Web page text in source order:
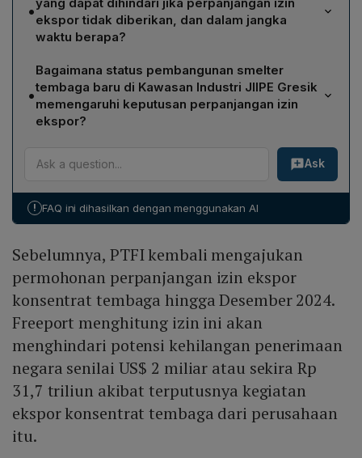
mempercepat hilirisasi mineral dalam negeri, serta
menghindari potensi kerugian penerimaan negara yang
tersebut diperpanjang.
•yang dapat dihindari jika perpanjangan izin
ekspor tidak diberikan, dan dalam jangka
waktu berapa?
Menurut pernyataan Direktur Utama PTFI, Tony Wenas,
kerugian yang dapat dihindari mencapai US$2 miliar
atau sekitar Rp31,7 triliun, dengan nilai tersebut
terakumulasi antara bulan Juni hingga Desember 2024.
•
Bagaimana status pembangunan smelter
tembaga baru di Kawasan Industri JIIPE Gresik
memengaruhi keputusan perpanjangan izin
ekspor?
penyelesaian dan diperkirakan baru dapat beroperasi
secara penuh pada Desember 2024. Karena kapasitas
perpanjangan izin ekspor dianggap perlu untuk
beroperasi penuh.
Ask
! FAQ ini dihasilkan dengan menggunakan AI
Sebelumnya, PTFI kembali mengajukan
permohonan perpanjangan izin ekspor
konsentrat tembaga hingga Desember 2024.
Freeport menghitung izin ini akan
menghindari potensi kehilangan penerimaan
negara senilai US$ 2 miliar atau sekira Rp
31,7 triliun akibat terputusnya kegiatan
ekspor konsentrat tembaga dari perusahaan
itu.